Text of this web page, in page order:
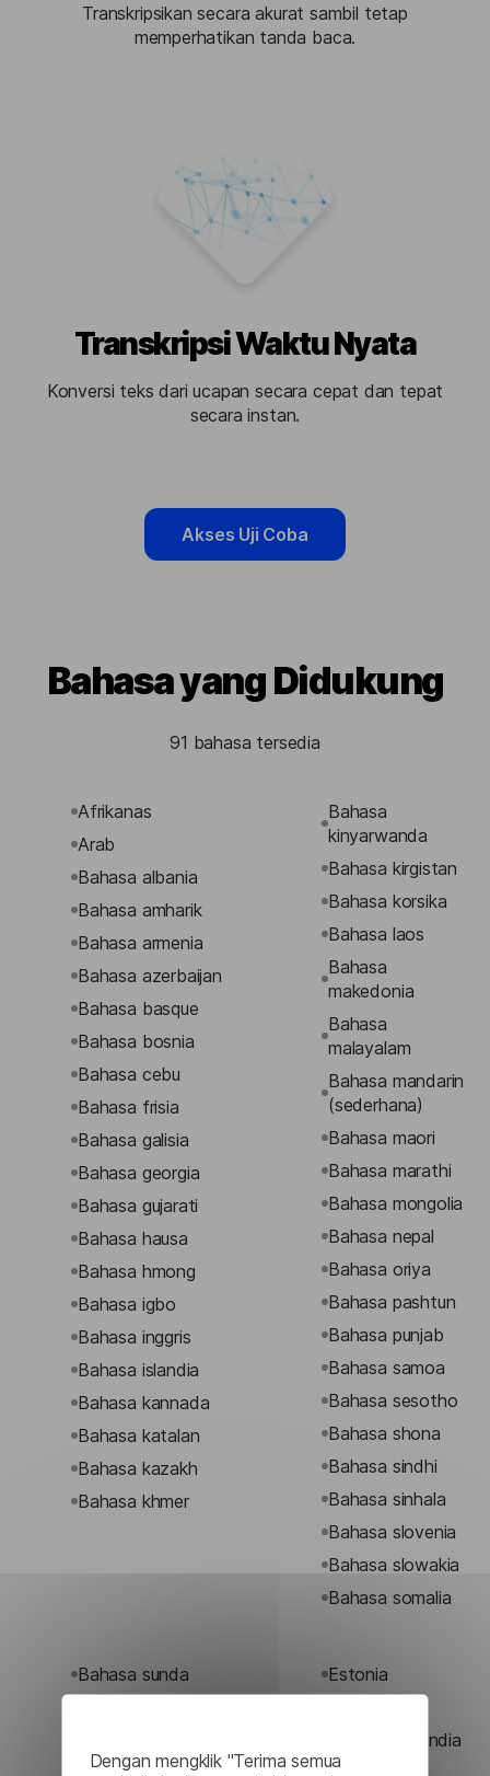
Dengan mengklik "Terima semua
Transkripsikan secara akurat sambil tetap
memperhatikan tanda baca.
Transkripsi Waktu Nyata
Konversi teks dari ucapan secara cepat dan tepat
secara instan.
Akses Uji Coba
Bahasa yang Didukung
91 bahasa tersedia
Afrikanas
Arab
Bahasa albania
Bahasa amharik
Bahasa armenia
Bahasa azerbaijan
Bahasa basque
Bahasa bosnia
Bahasa cebu
Bahasa frisia
Bahasa galisia
Bahasa georgia
Bahasa gujarati
Bahasa hausa
Bahasa hmong
Bahasa igbo
Bahasa inggris
Bahasa islandia
Bahasa kannada
Bahasa katalan
Bahasa kazakh
Bahasa khmer
Bahasa
kinyarwanda
Bahasa kirgistan
Bahasa korsika
Bahasa laos
Bahasa
makedonia
Bahasa
malayalam
Bahasa mandarin
(sederhana)
Bahasa maori
Bahasa marathi
Bahasa mongolia
Bahasa nepal
Bahasa oriya
Bahasa pashtun
Bahasa punjab
Bahasa samoa
Bahasa sesotho
Bahasa shona
Bahasa sindhi
Bahasa sinhala
Bahasa slovenia
Bahasa slowakia
Bahasa somalia
Bahasa sunda
Estonia
Gaelik skotlandia